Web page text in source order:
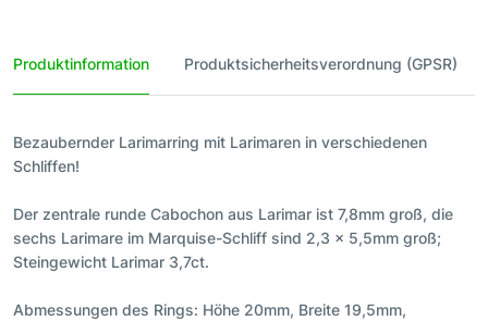
Produktinformation Produktsicherheitsverordnung (GPSR)
Bezaubernder Larimarring mit Larimaren in verschiedenen
Schliffen!
Der zentrale runde Cabochon aus Larimar ist 7,8mm groß, die
sechs Larimare im Marquise-Schliff sind 2,3 x 5,5mm groß;
Steingewicht Larimar 3,7ct.
Abmessungen des Rings: Höhe 20mm, Breite 19,5mm,